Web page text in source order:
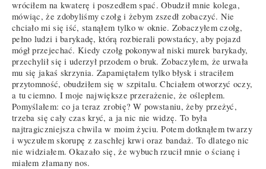
wróciłem na kwaterę i poszedłem spać. Obudził mnie kolega,
mówiąc, że zdobyliśmy czołg i żebym zszedł zobaczyć. Nie
chciało mi się iść, stanąłem tylko w oknie. Zobaczyłem czołg,
pełno ludzi i barykadę, którą rozbierali powstańcy, aby pojazd
mógł przejechać. Kiedy czołg pokonywał niski murek barykady,
przechylił się i uderzył przodem o bruk. Zobaczyłem, że urwała
mu się jakaś skrzynia. Zapamiętałem tylko błysk i straciłem
przytomność, obudziłem się w szpitalu. Chciałem otworzyć oczy,
a tu ciemno. I moje największe przerażenie, że oślepłem.
Pomyślałem: co ja teraz zrobię? W powstaniu, żeby przeżyć,
trzeba się cały czas kryć, a ja nic nie widzę. To była
najtragiczniejsza chwila w moim życiu. Potem dotknąłem twarzy
i wyczułem skorupę z zaschłej krwi oraz bandaż. To dlatego nic
nie widziałem. Okazało się, że wybuch rzucił mnie o ścianę i
miałem złamany nos.